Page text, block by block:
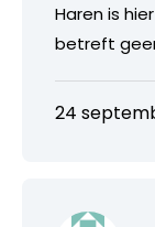
Haren is
betreft
24